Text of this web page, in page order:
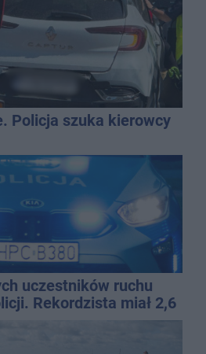
Policja szuka kierowcy
uczestników ruchu
Rekordzista miał 2,6